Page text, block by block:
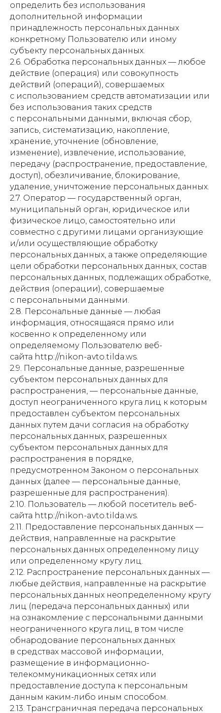
определить без использования
дополнительной информации
принадлежность персональных данных
конкретному Пользователю или иному
субъекту персональных данных.
2.6. Обработка персональных данных — любое
действие (операция) или совокупность
действий (операций), совершаемых
с использованием средств автоматизации или
без использования таких средств
с персональными данными, включая сбор,
запись, систематизацию, накопление,
хранение, уточнение (обновление,
изменение), извлечение, использование,
передачу (распространение, предоставление,
доступ), обезличивание, блокирование,
удаление, уничтожение персональных данных.
2.7. Оператор — государственный орган,
муниципальный орган, юридическое или
физическое лицо, самостоятельно или
совместно с другими лицами организующие
и/или осуществляющие обработку
персональных данных, а также определяющие
цели обработки персональных данных, состав
персональных данных, подлежащих обработке,
действия (операции), совершаемые
с персональными данными.
2.8. Персональные данные — любая
информация, относящаяся прямо или
косвенно к определенному или
определяемому Пользователю веб-
сайта http://nikon-avto.tilda.ws.
2.9. Персональные данные, разрешенные
субъектом персональных данных для
распространения, — персональные данные,
доступ неограниченного круга лиц к которым
предоставлен субъектом персональных
данных путем дачи согласия на обработку
персональных данных, разрешенных
субъектом персональных данных для
распространения в порядке,
предусмотренном Законом о персональных
данных (далее — персональные данные,
разрешенные для распространения).
2.10. Пользователь — любой посетитель веб-
сайта http://nikon-avto.tilda.ws.
2.11. Предоставление персональных данных —
действия, направленные на раскрытие
персональных данных определенному лицу
или определенному кругу лиц.
2.12. Распространение персональных данных —
любые действия, направленные на раскрытие
персональных данных неопределенному кругу
лиц (передача персональных данных) или
на ознакомление с персональными данными
неограниченного круга лиц, в том числе
обнародование персональных данных
в средствах массовой информации,
размещение в информационно-
телекоммуникационных сетях или
предоставление доступа к персональным
данным каким-либо иным способом.
2.13. Трансграничная передача персональных